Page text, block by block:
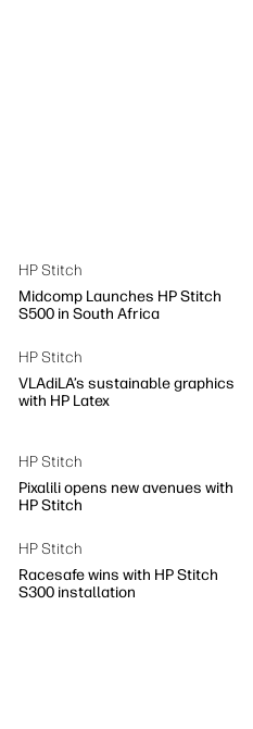
HP Stitch
Midcomp Launches HP Stitch
S500 in South Africa
HP Stitch
VLAdiLA’s sustainable graphics
with HP Latex
HP Stitch
Pixalili opens new avenues with
HP Stitch
HP Stitch
Racesafe wins with HP Stitch
S300 installation